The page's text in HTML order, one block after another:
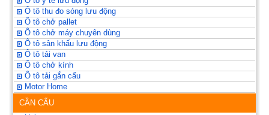
Ô tô thu đo sóng lưu động
Ô tô chở pallet
Ô tô chở máy chuyên dùng
Ô tô sân khấu lưu động
Ô tô tải van
Ô tô chở kính
Ô tô tải gắn cẩu
Motor Home
CẦN CẨU